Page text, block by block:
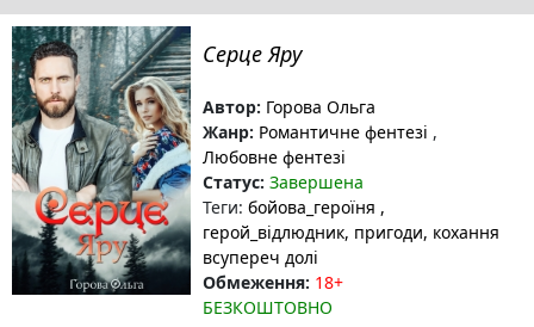
Серце Яру
Автор: Горова Ольга
Жанр: Романтичне фентезі ,
Любовне фентезі
Статус: Завершена
Теги: бойова_героїня ,
герой_відлюдник, пригоди, кохання
всупереч долі
Обмеження: 18+
БЕЗКОШТОВНО